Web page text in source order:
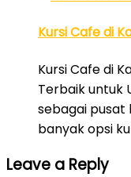
Kursi Cafe di
Kursi Cafe di
Terbaik untuk
sebagai pusat
banyak opsi
Leave a Reply